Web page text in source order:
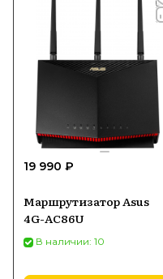
19 990 ₽
Маршрутизатор Asus
4G-AC86U
В наличии: 10